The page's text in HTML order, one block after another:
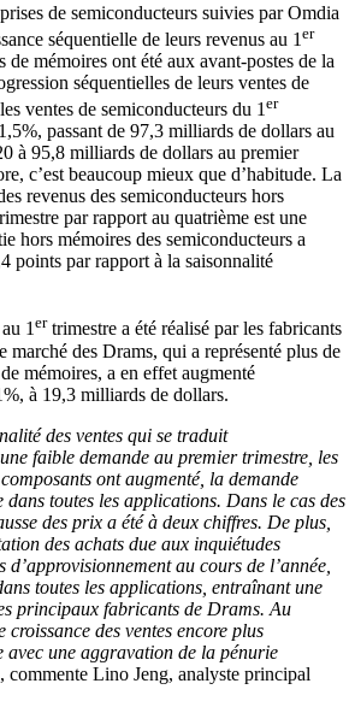
de semiconducteurs suivies par Omdia
séquentielle de leurs revenus au 1 er
de mémoires ont été aux avant-postes de la
séquentielles de leurs ventes de
ventes de semiconducteurs du 1er
passant de 97,3 milliards de dollars au
à 95,8 milliards de dollars au premier
c’est beaucoup mieux que d’habitude. La
revenus des semiconducteurs hors
par rapport au quatrième est une
hors mémoires des semiconducteurs a
points par rapport à la saisonnalité
1ertrimestre a été réalisé par les fabricants
marché des Drams, qui a représenté plus de
mémoires, a en effet augmenté
à 19,3 milliards de dollars.
des ventes qui se traduit
faible demande au premier trimestre, les
ont augmenté, la demande
dans toutes les applications. Dans le cas des
des prix a été à deux chiffres. De plus,
des achats due aux inquiétudes
au cours de l’année,
toutes les applications, entraînant une
principaux fabricants de Drams. Au
croissance des ventes encore plus
avec une aggravation de la pénurie
commente Lino Jeng, analyste principal